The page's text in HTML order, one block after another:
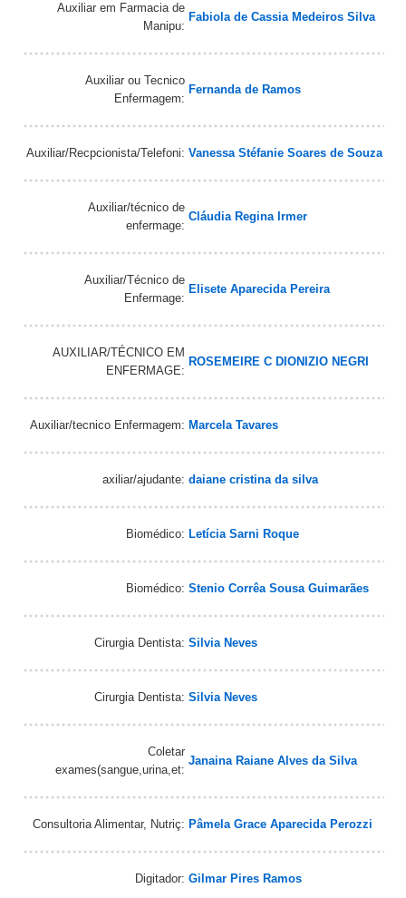
Auxiliar em Farmacia de
Manipu:
Fabiola de Cassia Medeiros Silva
Auxiliar ou Tecnico
Enfermagem:
Fernanda de Ramos
Auxiliar/Recpcionista/Telefoni: Vanessa Stéfanie Soares de Souza
Auxiliar/técnico de
enfermage:
Cláudia Regina Irmer
Auxiliar/Técnico de
Enfermage:
Elisete Aparecida Pereira
AUXILIAR/TÉCNICO EM
ENFERMAGE:
ROSEMEIRE C DIONIZIO NEGRI
Auxiliar/tecnico Enfermagem: Marcela Tavares
axiliar/ajudante: daiane cristina da silva
Biomédico: Letícia Sarni Roque
Biomédico: Stenio Corrêa Sousa Guimarães
Cirurgia Dentista: Silvia Neves
Cirurgia Dentista: Silvia Neves
Coletar
exames(sangue,urina,et:
Janaina Raiane Alves da Silva
Consultoria Alimentar, Nutriç: Pâmela Grace Aparecida Perozzi
Digitador: Gilmar Pires Ramos